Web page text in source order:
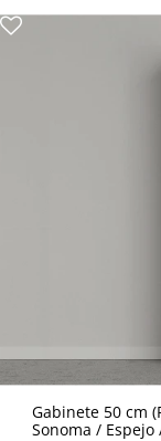
Gabinete 50 cm
Sonoma /